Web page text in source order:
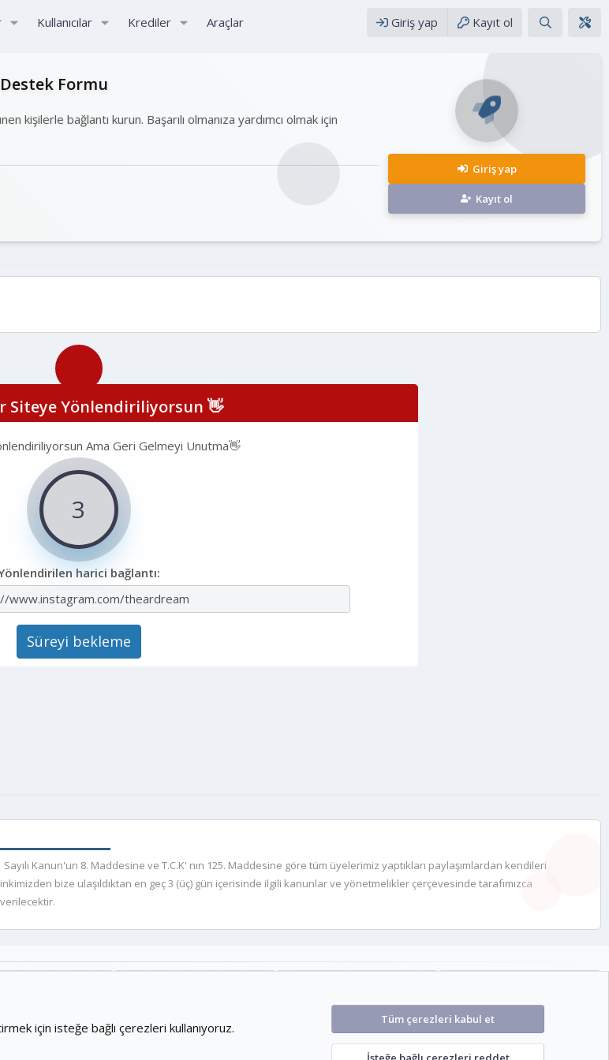
Kullanıcılar Krediler Araçlar Giriş yap Kayıt ol
Formu
kişilerle bağlantı kurun. Başarılı olmanıza yardımcı olmak için
Giriş yap
Kayıt ol
Siteye Yönlendiriliyorsun 👋
Ama Geri Gelmeyi Unutma👋
3
harici bağlantı:
www.instagram.com/theardream
Süreyi bekleme
Kanun'un 8. Maddesine ve T.C.K' nın 125. Maddesine göre tüm üyelerimiz yaptıkları paylaşımlardan kendileri
bize ulaşıldıktan en geç 3 (üç) gün içerisinde ilgili kanunlar ve yönetmelikler çerçevesinde tarafımızca
için isteğe bağlı çerezleri kullanıyoruz.
Tüm çerezleri kabul et